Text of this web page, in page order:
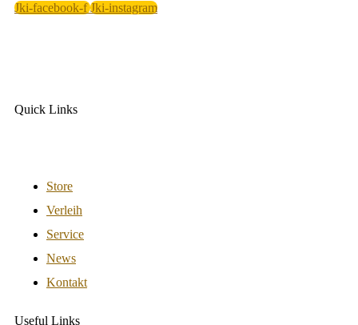
Jki-facebook-f Jki-instagram
Quick Links
Store
Verleih
Service
News
Kontakt
Useful Links